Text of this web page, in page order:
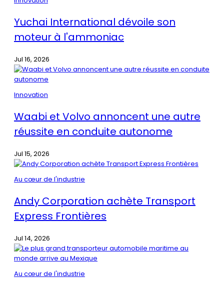
Yuchai International dévoile son
moteur à l'ammoniac
Jul 16, 2026
Innovation
Waabi et Volvo annoncent une autre
réussite en conduite autonome
Jul 15, 2026
Au cœur de l'industrie
Andy Corporation achète Transport
Express Frontières
Jul 14, 2026
Au cœur de l'industrie